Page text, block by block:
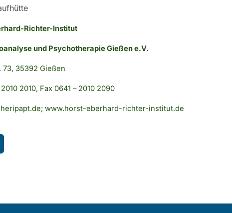
Richter-Institut
und Psychotherapie Gießen e.V.
73, 35392 Gießen
2010, Fax 0641 – 2010 2090
; www.horst-eberhard-richter-institut.de